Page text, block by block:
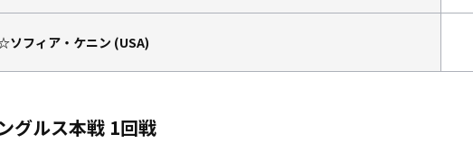
ソフィア・ケニン (USA)
グルス本戦 1回戦